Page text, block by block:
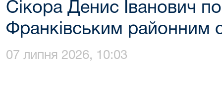
Сікора Денис Іванович
Франківським районним
07 липня 2026, 10:03